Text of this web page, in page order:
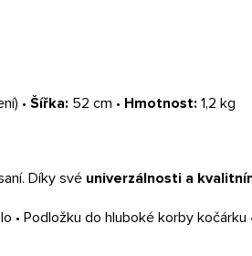
• Šířka: 52 cm • Hmotnost: 1,2 kg
Díky své univerzálnosti a
Podložku do hluboké korby